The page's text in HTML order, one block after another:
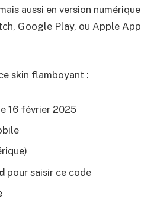
aussi en version numérique
Google Play, ou Apple App
skin flamboyant :
16 février 2025
pour saisir ce code